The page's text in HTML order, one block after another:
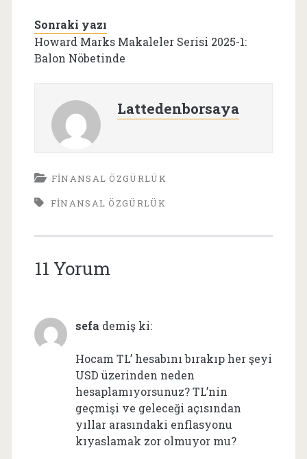
Sonraki yazı
Howard Marks Makaleler Serisi 2025-1:
Balon Nöbetinde
Lattedenborsaya
FINANSAL ÖZGÜRLÜK
FINANSAL ÖZGÜRLÜK
11 Yorum
sefa demiş ki:
Hocam TL’ hesabını bırakıp her şeyi
USD üzerinden neden
hesaplamıyorsunuz? TL’nin
geçmişi ve geleceği açısından
yıllar arasındaki enflasyonu
kıyaslamak zor olmuyor mu?